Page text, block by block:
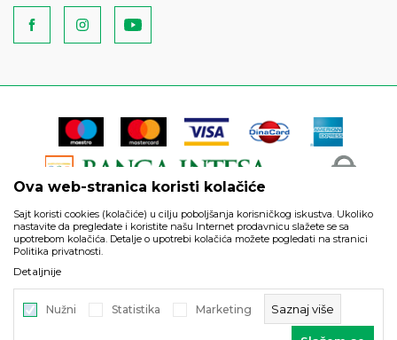
artikli prikazani na sajtu su deo naše ponude i ne podrazumeva
da su dostupni u svakom trenutku.
, IzradaNB SOFT. Sva prava
Ova web-stranica koristi kolačiće
Sajt koristi cookies (kolačiće) u cilju poboljšanja korisničkog iskustva. Ukoliko
nastavite da pregledate i koristite našu Internet prodavnicu slažete se sa
upotrebom kolačića. Detalje o upotrebi kolačića možete pogledati na stranici
Politika privatnosti.
Detaljnije
Nužni Statistika Marketing Saznaj više